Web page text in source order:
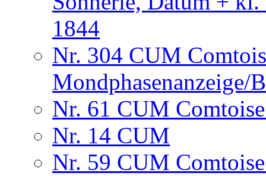
1844
Nr. 304 CUM
Mondphasenanzeige/
Nr. 61 CUM
Nr. 14 CUM
Nr. 59 CUM